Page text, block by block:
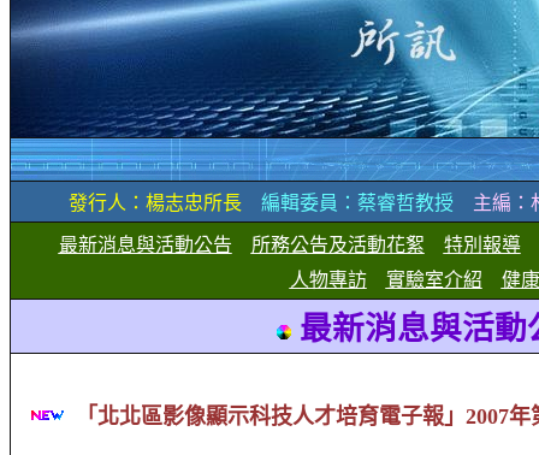
發行人：楊志忠所長編輯委員：蔡睿哲教授 主編：
最新消息與活動公告 所務公告及活動花絮
特別報導
人物專訪
實驗室介紹 健
最新消息與活動
「北北區影像顯示科技人才培育電子報」 2007年